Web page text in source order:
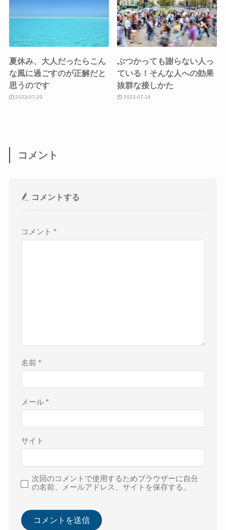
夏休み、大人だったらこん
な風に過ごすのが正解だと
思うのです
2023-07-29
ぶつかっても謝らない人っ
ている！そんな人への効果
抜群な接しかた
2023-07-16
コメント
コメントする
コメント*
名前*
メール*
サイト
次回のコメントで使用するためブラウザーに自分
の名前、メールアドレス、サイトを保存する。